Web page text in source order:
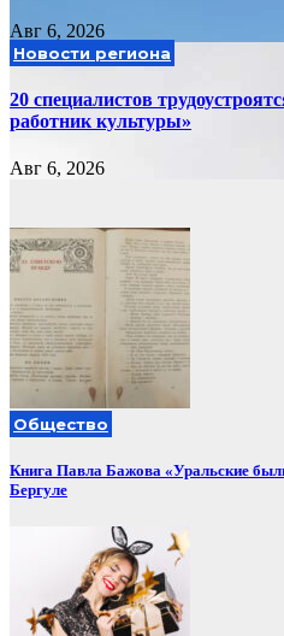
Авг 6, 2026
Новости региона
20 специалистов
работник культуры»
Авг 6, 2026
Общество
Книга Павла Бажова «Уральские
Бергуле